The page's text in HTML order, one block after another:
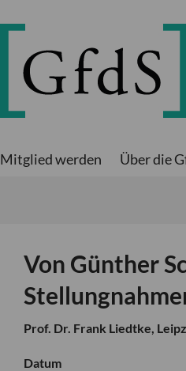
Mitglied werden Über die
Von Günther
Prof. Dr. Frank Liedtke,
Datum